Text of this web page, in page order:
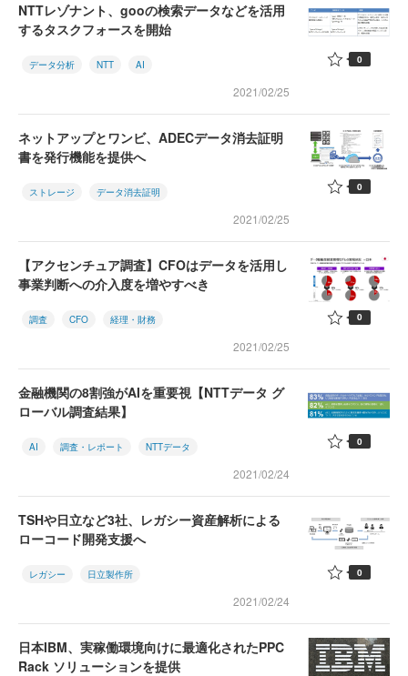
NTTレゾナント、gooの検索データなどを活用
するタスクフォースを開始
データ分析 NTT AI
2021/02/25
0
ネットアップとワンビ、ADECデータ消去証明
書を発行機能を提供へ
ストレージ データ消去証明
2021/02/25
0
【アクセンチュア調査】CFOはデータを活用し
事業判断への介入度を増やすべき
調査 CFO 経理・財務
2021/02/25
0
金融機関の8割強がAIを重要視【NTTデータ グ
ローバル調査結果】
AI 調査・レポート NTTデータ
2021/02/24
0
TSHや日立など3社、レガシー資産解析による
ローコード開発支援へ
レガシー 日立製作所
2021/02/24
0
日本IBM、実稼働環境向けに最適化されたPPC
Rack ソリューションを提供